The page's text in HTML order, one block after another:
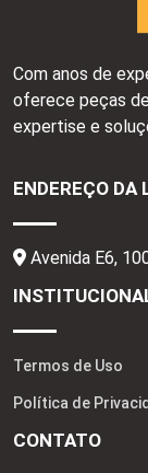
Com anos de
oferece peças
expertise e
ENDEREÇO DA
Avenida E6,
Termos de Uso
Política de
CONTATO